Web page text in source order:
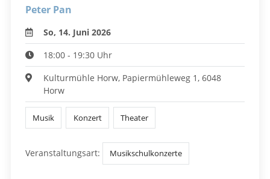
Peter Pan
So, 14. Juni 2026
18:00 - 19:30 Uhr
Kulturmühle Horw, Papiermühleweg 1, 6048
Horw
Musik Konzert Theater
Veranstaltungsart: Musikschulkonzerte